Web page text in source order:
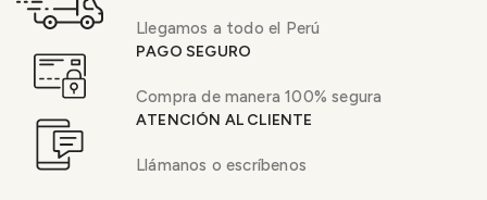
Llegamos a todo el Perú
PAGO SEGURO
Compra de manera 100% segura
ATENCIÓN AL CLIENTE
Llámanos o escríbenos